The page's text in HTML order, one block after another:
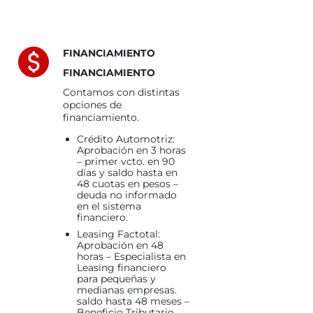
FINANCIAMIENTO
FINANCIAMIENTO
Contamos con distintas
opciones de
financiamiento.
Crédito Automotriz:
Aprobación en 3 horas
– primer vcto. en 90
días y saldo hasta en
48 cuotas en pesos –
deuda no informado
en el sistema
financiero.
Leasing Factotal:
Aprobación en 48
horas – Especialista en
Leasing financiero
para pequeñas y
medianas empresas.
saldo hasta 48 meses –